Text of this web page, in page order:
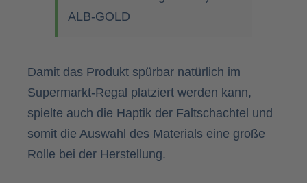
ALB-GOLD
Damit das Produkt spürbar natürlich im
Supermarkt-Regal platziert werden kann,
spielte auch die Haptik der Faltschachtel und
somit die Auswahl des Materials eine große
Rolle bei der Herstellung.